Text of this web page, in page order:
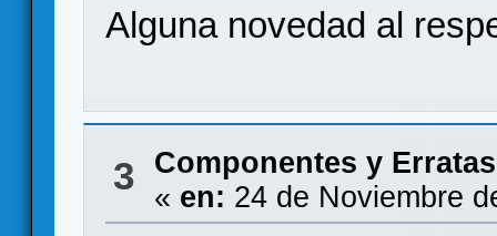
Alguna novedad al
3 Componentes y Erratas
« en: 24 de Noviembre